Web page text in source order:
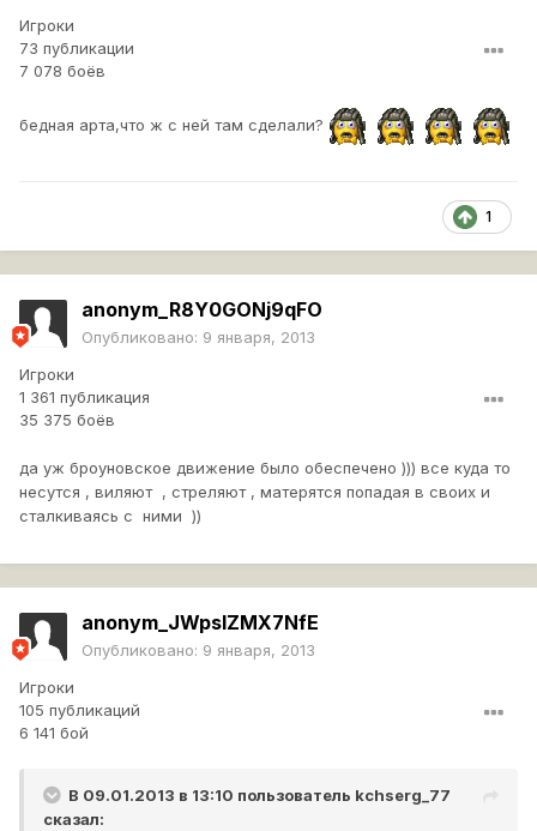
Игроки
73 публикации
7 078 боёв
бедная арта,что ж с ней там сделали?
1
anonym_R8Y0GONj9qFO
Опубликовано: 9 января, 2013
Игроки
1 361 публикация
35 375 боёв
да уж броуновское движение было обеспечено ))) все куда то
несутся , виляют , стреляют , матерятся попадая в своих и
сталкиваясь с ними ))
anonym_JWpslZMX7NfE
Опубликовано: 9 января, 2013
Игроки
105 публикаций
6 141 бой
В 09.01.2013 в 13:10 пользователь kchserg_77
сказал: